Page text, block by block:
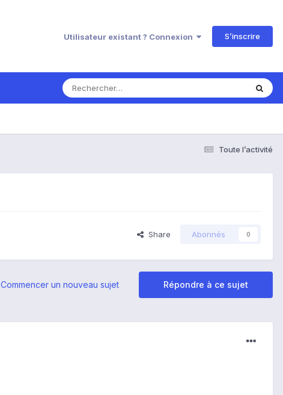
Utilisateur existant ? Connexion S’inscrire
Toute l’activité
Share Abonnés 0
Répondre à ce sujet
Commencer un nouveau sujet